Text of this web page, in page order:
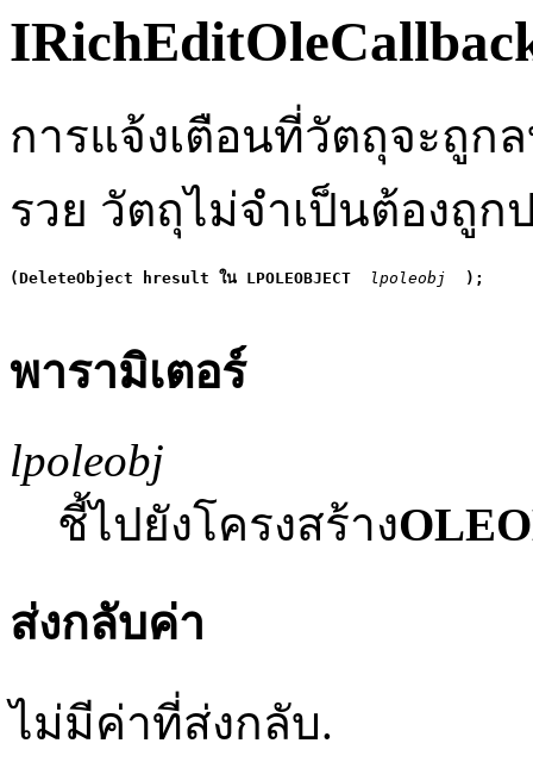
การแจ้งเตือนที่วัตถุจะถู
รวย วัตถุไม่จำเป็นต้องถูก
(DeleteObject hresult ใน LPOLEOBJECT lpoleobj );
พารามิเตอร์
lpoleobj
ชี้ไปยังโครงสร้าง
ส่งกลับค่า
ไม่มีค่าที่ส่งกลับ.